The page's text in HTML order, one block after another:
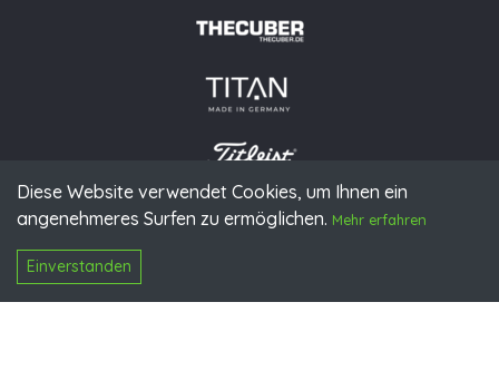
Diese Website verwendet Cookies, um Ihnen ein
angenehmeres Surfen zu ermöglichen. Mehr erfahren
Einverstanden
© 2026 PGAoG